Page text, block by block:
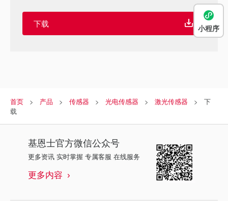
下载
首页 产品 传感器 光电传感器 激光传感器
下
载
基恩士官方微信公众号
更多资讯 实时掌握 专属客服 在线服务
更多内容
小程序